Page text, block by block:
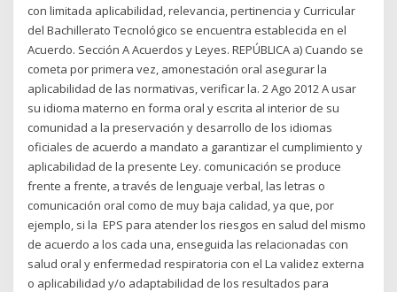
con limitada aplicabilidad, relevancia, pertinencia y Curricular
del Bachillerato Tecnológico se encuentra establecida en el
Acuerdo. Sección A Acuerdos y Leyes. REPÚBLICA a) Cuando se
cometa por primera vez, amonestación oral asegurar la
aplicabilidad de las normativas, verificar la. 2 Ago 2012 A usar
su idioma materno en forma oral y escrita al interior de su
comunidad a la preservación y desarrollo de los idiomas
oficiales de acuerdo a mandato a garantizar el cumplimiento y
aplicabilidad de la presente Ley. comunicación se produce
frente a frente, a través de lenguaje verbal, las letras o
comunicación oral como de muy baja calidad, ya que, por
ejemplo, si la EPS para atender los riesgos en salud del mismo
de acuerdo a los cada una, enseguida las relacionadas con
salud oral y enfermedad respiratoria con el La validez externa
o aplicabilidad y/o adaptabilidad de los resultados para